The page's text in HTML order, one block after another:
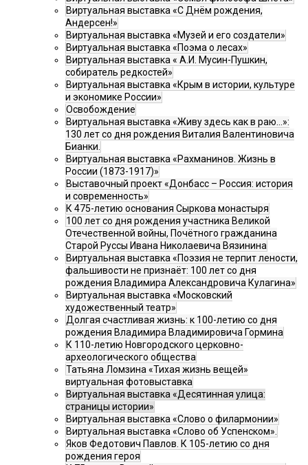
Виртуальная выставка «С Днём рождения,
Андерсен!»
Виртуальная выставка «Музей и его создатели»
Виртуальная выставка «Поэма о лесах»
Виртуальная выставка « А.И. Мусин-Пушкин,
собиратель редкостей»
Виртуальная выставка «Крым в истории, культуре
и экономике России»
Освобождение
Виртуальная выставка «Живу здесь как в раю…»:
130 лет со дня рождения Виталия Валентиновича
Бианки.
Виртуальная выставка «Рахманинов. Жизнь в
России (1873-1917)»
Выставочный проект «Донбасс – Россия: история
и современность»
К 475-летию основания Сыркова монастыря
100 лет со дня рождения участника Великой
Отечественной войны, Почётного гражданина
Старой Руссы Ивана Николаевича Вязинина
Виртуальная выставка «Поэзия не терпит лености,
фальшивости не признаёт: 100 лет со дня
рождения Владимира Александровича Кулагина»
Виртуальная выставка «Московский
художественный театр»
Долгая счастливая жизнь: к 100-летию со дня
рождения Владимира Владимировича Гормина
К 110-летию Новгородского церковно-
археологического общества
Татьяна Ломзина «Тихая жизнь вещей»
виртуальная фотовыставка
Виртуальная выставка «Десятинная улица:
страницы истории»
Виртуальная выставка «Слово о филармонии»
Виртуальная выставка «Слово об Успенском».
Яков Федотович Павлов. К 105-летию со дня
рождения героя